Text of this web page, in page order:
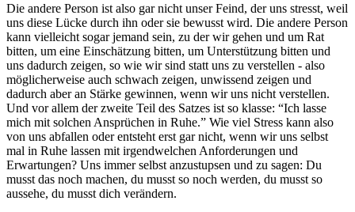
Die andere Person ist also gar nicht unser Feind, der uns stresst, weil
uns diese Lücke durch ihn oder sie bewusst wird. Die andere Person
kann vielleicht sogar jemand sein, zu der wir gehen und um Rat
bitten, um eine Einschätzung bitten, um Unterstützung bitten und
uns dadurch zeigen, so wie wir sind statt uns zu verstellen - also
möglicherweise auch schwach zeigen, unwissend zeigen und
dadurch aber an Stärke gewinnen, wenn wir uns nicht verstellen.
Und vor allem der zweite Teil des Satzes ist so klasse: “Ich lasse
mich mit solchen Ansprüchen in Ruhe.” Wie viel Stress kann also
von uns abfallen oder entsteht erst gar nicht, wenn wir uns selbst
mal in Ruhe lassen mit irgendwelchen Anforderungen und
Erwartungen? Uns immer selbst anzustupsen und zu sagen: Du
musst das noch machen, du musst so noch werden, du musst so
aussehe, du musst dich verändern.